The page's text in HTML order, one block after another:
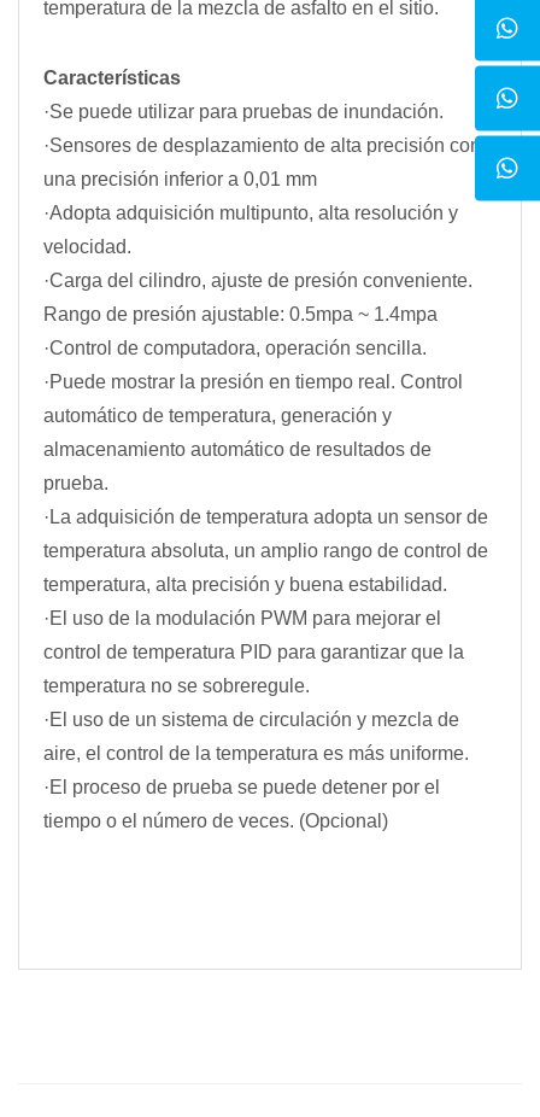
temperatura de la mezcla de asfalto en el sitio.
Características
·Se puede utilizar para pruebas de inundación.
·Sensores de desplazamiento de alta precisión con
una precisión inferior a 0,01 mm
·Adopta adquisición multipunto, alta resolución y
velocidad.
·Carga del cilindro, ajuste de presión conveniente.
Rango de presión ajustable: 0.5mpa ~ 1.4mpa
·Control de computadora, operación sencilla.
·Puede mostrar la presión en tiempo real. Control
automático de temperatura, generación y
almacenamiento automático de resultados de
prueba.
·La adquisición de temperatura adopta un sensor de
temperatura absoluta, un amplio rango de control de
temperatura, alta precisión y buena estabilidad.
·El uso de la modulación PWM para mejorar el
control de temperatura PID para garantizar que la
temperatura no se sobreregule.
·El uso de un sistema de circulación y mezcla de
aire, el control de la temperatura es más uniforme.
·El proceso de prueba se puede detener por el
tiempo o el número de veces. (Opcional)